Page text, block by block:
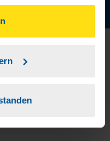
klicken,
gemäß